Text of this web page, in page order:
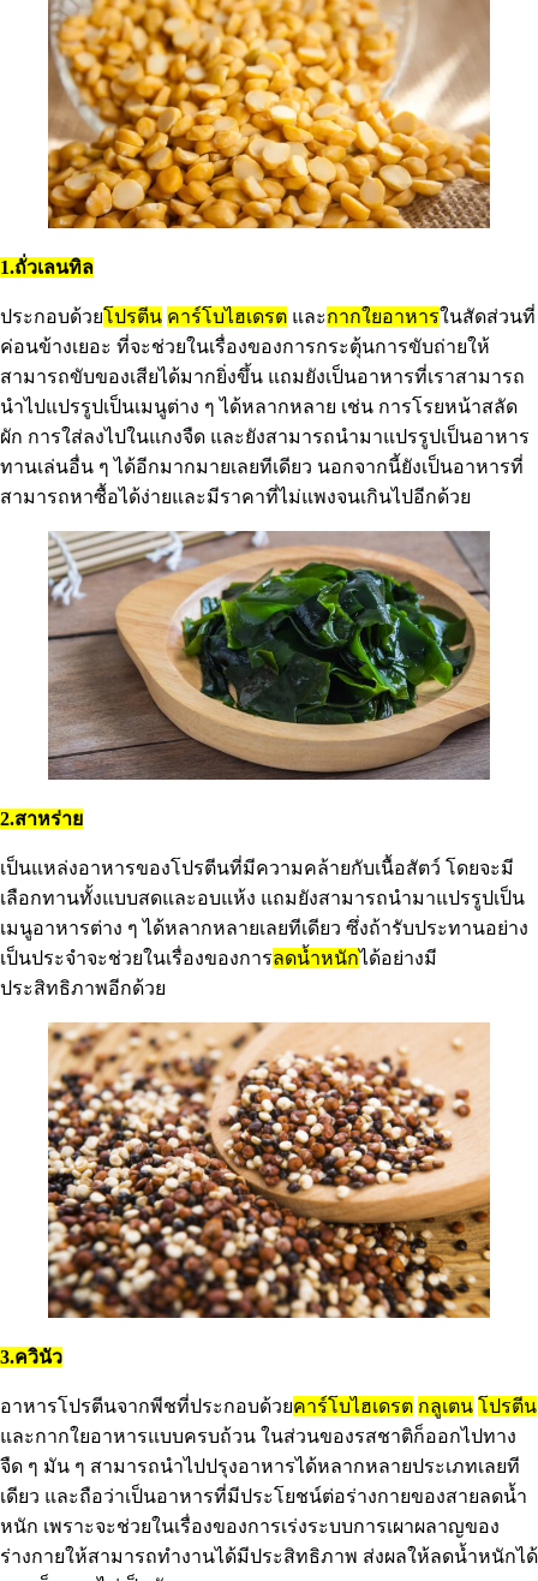
1.ถั่วเลนทิล
ประกอบด้วยโปรตีน คาร์โบไฮเดรต และกากใยอาหารในสัดส่วนที่
ค่อนข้างเยอะ ที่จะช่วยในเรื่องของการกระตุ้นการขับถ่ายให้
สามารถขับของเสียได้มากยิ่งขึ้น แถมยังเป็นอาหารที่เราสามารถ
นำไปแปรรูปเป็นเมนูต่าง ๆ ได้หลากหลาย เช่น การโรยหน้าสลัด
ผัก การใส่ลงไปในแกงจืด และยังสามารถนำมาแปรรูปเป็นอาหาร
ทานเล่นอื่น ๆ ได้อีกมากมายเลยทีเดียว นอกจากนี้ยังเป็นอาหารที่
สามารถหาซื้อได้ง่ายและมีราคาที่ไม่แพงจนเกินไปอีกด้วย
2.สาหร่าย
เป็นแหล่งอาหารของโปรตีนที่มีความคล้ายกับเนื้อสัตว์ โดยจะมี
เลือกทานทั้งแบบสดและอบแห้ง แถมยังสามารถนำมาแปรรูปเป็น
เมนูอาหารต่าง ๆ ได้หลากหลายเลยทีเดียว ซึ่งถ้ารับประทานอย่าง
เป็นประจำจะช่วยในเรื่องของการลดน้ำหนักได้อย่างมี
ประสิทธิภาพอีกด้วย
3.ควินัว
อาหารโปรตีนจากพีชที่ประกอบด้วยคาร์โบไฮเดรต กลูเตน โปรตีน
และกากใยอาหารแบบครบถ้วน ในส่วนของรสชาติก็ออกไปทาง
จืด ๆ มัน ๆ สามารถนำไปปรุงอาหารได้หลากหลายประเภทเลยที
เดียว และถือว่าเป็นอาหารที่มีประโยชน์ต่อร่างกายของสายลดน้ำ
หนัก เพราะจะช่วยในเรื่องของการเร่งระบบการเผาผลาญของ
ร่างกายให้สามารถทำงานได้มีประสิทธิภาพ ส่งผลให้ลดน้ำหนักได้